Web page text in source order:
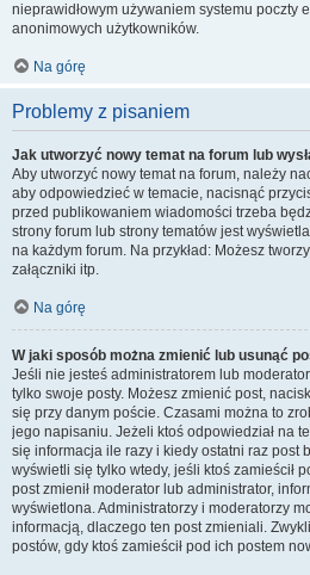
nieprawidłowym używaniem systemu poczty
anonimowych użytkowników.
Na górę
Problemy z pisaniem
Jak utworzyć nowy temat na forum lub
Aby utworzyć nowy temat na forum, należy
aby odpowiedzieć w temacie, nacisnąć
przed publikowaniem wiadomości trzeba
strony forum lub strony tematów jest
na każdym forum. Na przykład: Możesz
załączniki itp.
Na górę
W jaki sposób można zmienić lub usunąć
Jeśli nie jesteś administratorem lub
tylko swoje posty. Możesz zmienić post,
się przy danym poście. Czasami można to
jego napisaniu. Jeżeli ktoś odpowiedział na
się informacja ile razy i kiedy ostatni raz post
wyświetli się tylko wtedy, jeśli ktoś zamieścił
post zmienił moderator lub administrator,
wyświetlona. Administratorzy i moderatorzy
informacją, dlaczego ten post zmieniali.
postów, gdy ktoś zamieścił pod ich postem